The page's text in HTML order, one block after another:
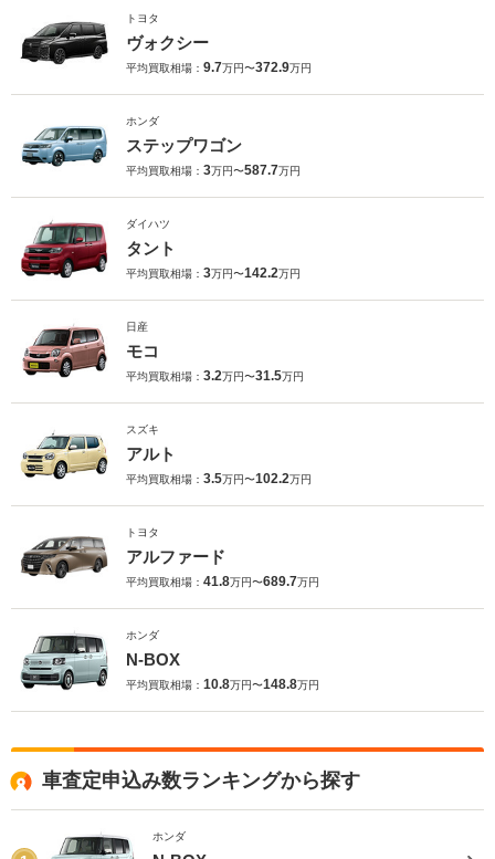
トヨタ
ヴォクシー
平均買取相場： 9.7万円〜372.9万円
ホンダ
ステップワゴン
平均買取相場： 3万円〜587.7万円
ダイハツ
タント
平均買取相場： 3万円〜142.2万円
日産
モコ
平均買取相場： 3.2万円〜31.5万円
スズキ
アルト
平均買取相場： 3.5万円〜102.2万円
トヨタ
アルファード
平均買取相場： 41.8万円〜689.7万円
ホンダ
N-BOX
平均買取相場： 10.8万円〜148.8万円
車査定申込み数ランキングから探す
ホンダ